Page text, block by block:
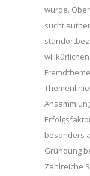
wurde.
sucht
besonders
Gründung
Zahlreiche